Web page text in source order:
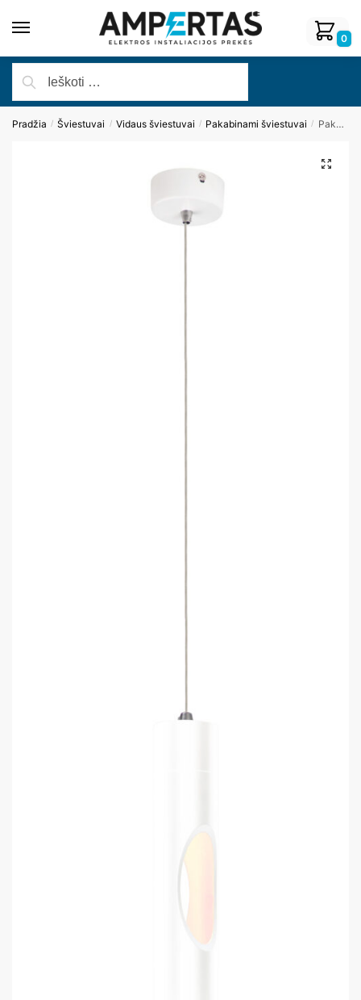
0
Pradžia / Šviestuvai / Vidaus šviestuvai / Pakabinami šviestuvai / Pakabinamas šviestuvas GOLDEN P0177
🔍